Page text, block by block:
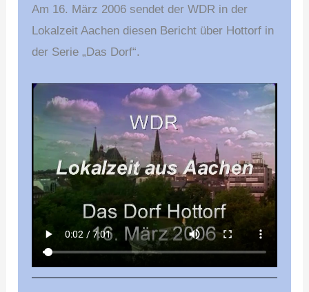
Am 16. März 2006 sendet der WDR in der
Lokalzeit Aachen diesen Bericht über Hottorf in
der Serie „Das Dorf“.